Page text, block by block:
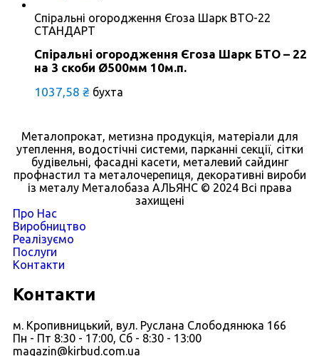
Спіральні огородження Єгоза Шарк BTO-22
СТАНДАРТ
Спіральні огородження Єгоза Шарк БТО – 22
на 3 скоби Ø500мм 10м.п.
1037,58 ₴ бухта
Металопрокат, метизна продукція, матеріали для
утеплення, водостічні системи, парканні секції, сітки
будівельні, фасадні касети, металевий сайдинг
профнастил та металочерепиця, декоративні вироби
із металу Металобаза АЛЬЯНС © 2024 Всі права
захищені
Про Нас
Виробництво
Реалізуємо
Послуги
Контакти
Контакти
м. Кропивницький, вул. Руслана Слободянюка 166
Пн - Пт 8:30 - 17:00, Сб - 8:30 - 13:00
magazin@kirbud.com.ua